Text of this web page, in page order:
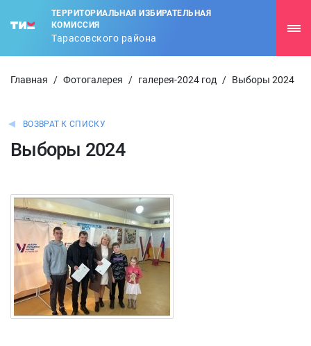
ТЕРРИТОРИАЛЬНАЯ ИЗБИРАТЕЛЬНАЯ
КОМИССИЯ
Тарасовского района
Главная / Фотогалерея / галерея-2024 год / Выборы 2024
ВОЗВРАТ К СПИСКУ
Выборы 2024